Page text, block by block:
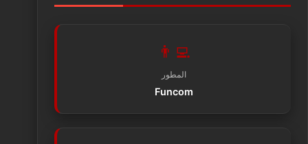
👨‍💻
المطور
Funcom